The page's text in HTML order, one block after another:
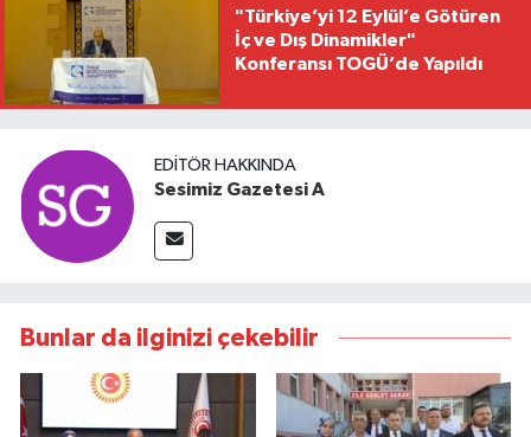
"Türkiye’yi 12 Eylül’e Götüren
İç ve Dış Dinamikler"
Konferansı TOGÜ’de Yapıldı
EDITÖR HAKKINDA
Sesimiz Gazetesi A
Bunlar da ilginizi çekebilir